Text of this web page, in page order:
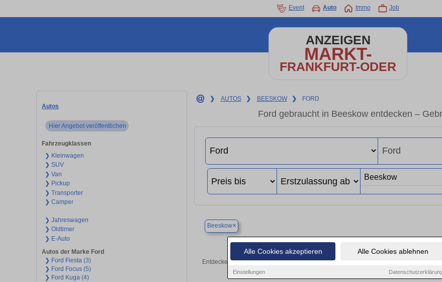
Alle Cookies akzeptieren Alle Cookies ablehnen
Einstellungen
Event Auto Immo Job
ANZEIGEN
MARKT-
FRANKFURT-ODER
Autos
Hier Angebot veröffentlichen
Fahrzeugklassen
❯ Kleinwagen
❯ SUV
❯ Van
❯ Pickup
❯ Transporter
❯ Camper
❯ Jahreswagen
❯ Oldtimer
❯ E-Auto
Autos der Marke Ford
❯ Ford Fiesta (3)
❯ Ford Focus (5)
❯ Ford Kuga (4)
❯ AUTOS ❯ BEESKOW ❯ FORD
Ford gebraucht in Beeskow entdecken –
Beeskow×
Finden Sie in Beeskow Ihren gebrauchten Ford
Entdecken Sie in Beeskow gebrauchte Ford Fahrzeuge. Von Kleinwagen bis hin zum
von privat und vom